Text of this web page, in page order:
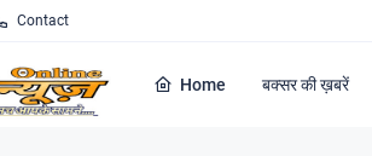
Contact
Home बक्सर की ख़बरें